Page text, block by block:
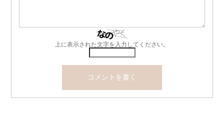
上に表示された文字を入力してください。